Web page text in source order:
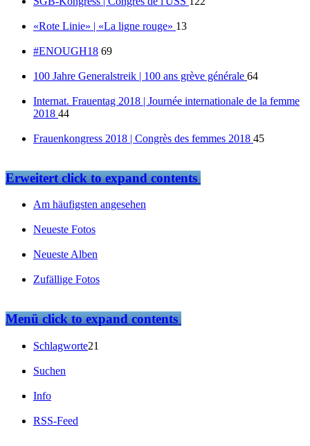
«Rote Linie» | «La ligne rouge» 13
#ENOUGH18 69
100 Jahre Generalstreik | 100 ans grève générale 64
Internat. Frauentag 2018 | Journée internationale de la femme
2018 44
Frauenkongress 2018 | Congrès des femmes 2018 45
Erweitertclick to expand contents
Am häufigsten angesehen
Neueste Fotos
Neueste Alben
Zufällige Fotos
Menüclick to expand contents
Schlagworte21
Suchen
Info
RSS-Feed